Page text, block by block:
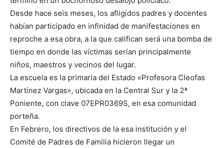
Desde hace seis meses, los afligidos padres y docentes
habían participado en infinidad de manifestaciones en
reproche a esa obra, a la que califican será una bomba de
tiempo en donde las víctimas serían principalmente
niños, maestros y vecinos del lugar.
La escuela es la primaria del Estado «Profesora Cleofas
Martínez Vargas», ubicada en la Central Sur y la 2ª
Poniente, con clave 07EPR0369S, en esa comunidad
porteña.
En Febrero, los directivos de la esa institución y el
Comité de Padres de Familia hicieron llegar un